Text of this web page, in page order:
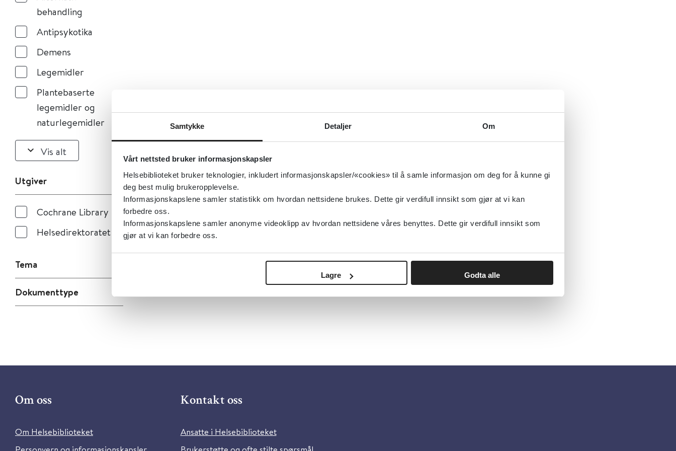
Samtykke Detaljer Om
Vårt nettsted bruker informasjonskapsler
Helsebiblioteket bruker teknologier, inkludert informasjonskapsler/«cookies» til å samle informasjon om deg for å kunne gi
deg best mulig brukeropplevelse.
Informasjonskapslene samler statistikk om hvordan nettsidene brukes. Dette gir verdifull innsikt som gjør at vi kan
forbedre oss.
Informasjonskapslene samler anonyme videoklipp av hvordan nettsidene våres benyttes. Dette gir verdifull innsikt som
gjør at vi kan forbedre oss.
Lagre Godta alle
behandling
Antipsykotika
Demens
Legemidler
Plantebaserte
legemidler og
naturlegemidler
Vis alt
Utgiver
Cochrane Library
Helsedirektoratet
Tema
Dokumenttype
Om oss
Om Helsebiblioteket
Kontakt oss
Ansatte i Helsebiblioteket